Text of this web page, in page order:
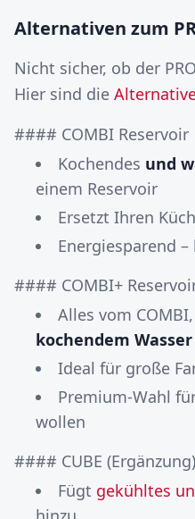
Alternativen zum
Nicht sicher, ob der
Hier sind die
#### COMBI Reservoir
Kochendes und
einem Reservoir
Ersetzt Ihren
Energiesparend –
#### COMBI+
Alles vom
kochendem Wasser
Ideal für große
Premium-Wahl
wollen
#### CUBE (Ergänzung)
Fügt gekühltes